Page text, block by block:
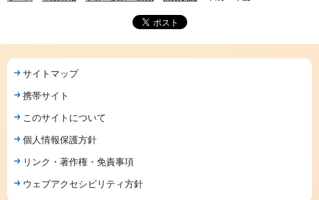
サイトマップ
携帯サイト
このサイトについて
個人情報保護方針
リンク・著作権・免責事項
ウェブアクセシビリティ方針